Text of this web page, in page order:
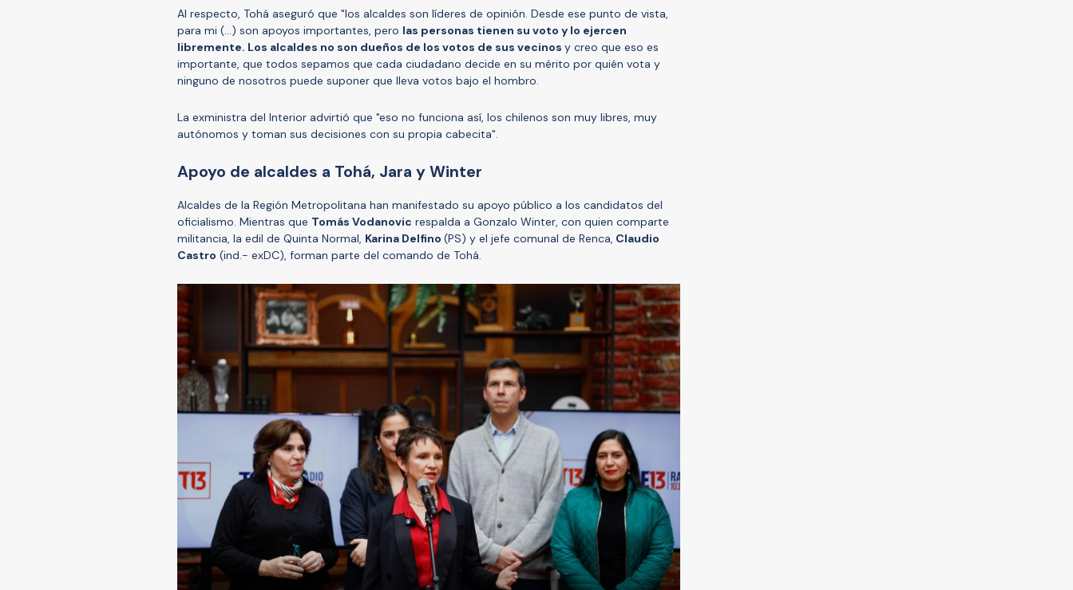
Al respecto, Tohá aseguró que "los alcaldes son líderes de opinión. Desde ese punto de vista,
para mi (...) son apoyos importantes, pero las personas tienen su voto y lo ejercen
libremente. Los alcaldes no son dueños de los votos de sus vecinos y creo que eso es
importante, que todos sepamos que cada ciudadano decide en su mérito por quién vota y
ninguno de nosotros puede suponer que lleva votos bajo el hombro.
La exministra del Interior advirtió que "eso no funciona así, los chilenos son muy libres, muy
autónomos y toman sus decisiones con su propia cabecita".
Apoyo de alcaldes a Tohá, Jara y Winter
Alcaldes de la Región Metropolitana han manifestado su apoyo público a los candidatos del
oficialismo. Mientras que Tomás Vodanovic respalda a Gonzalo Winter, con quien comparte
militancia, la edil de Quinta Normal, Karina Delfino (PS) y el jefe comunal de Renca, Claudio
Castro (ind.- exDC), forman parte del comando de Tohá.